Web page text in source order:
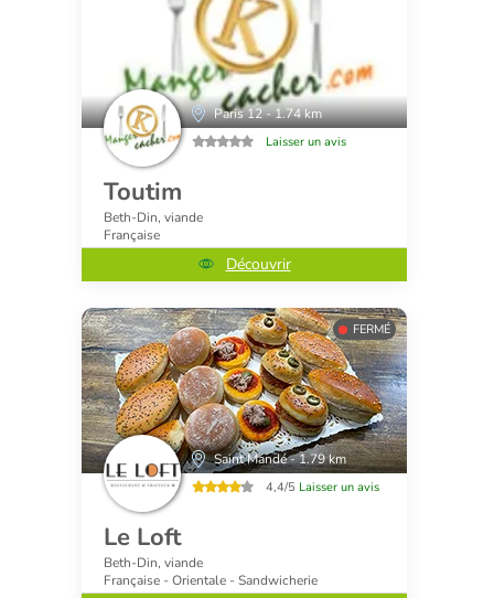
Paris 12 - 1.74 km
Laisser un avis
Toutim
Beth-Din, viande
Française
Découvrir
FERMÉ
Saint Mandé - 1.79 km
4,4/5 Laisser un avis
Le Loft
Beth-Din, viande
Française - Orientale - Sandwicherie